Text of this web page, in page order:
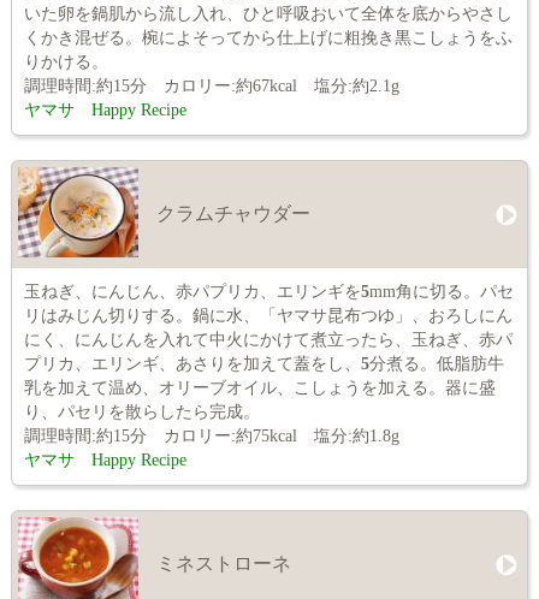
いた卵を鍋肌から流し入れ、ひと呼吸おいて全体を底からやさし
くかき混ぜる。椀によそってから仕上げに粗挽き黒こしょうをふ
りかける。
調理時間:約15分 カロリー:約67kcal 塩分:約2.1g
ヤマサ Happy Recipe
クラムチャウダー
玉ねぎ、にんじん、赤パプリカ、エリンギを5mm角に切る。パセ
リはみじん切りする。鍋に水、「ヤマサ昆布つゆ」、おろしにん
にく、にんじんを入れて中火にかけて煮立ったら、玉ねぎ、赤パ
プリカ、エリンギ、あさりを加えて蓋をし、 5分煮る。低脂肪牛
乳を加えて温め、オリーブオイル、こしょうを加える。器に盛
り、パセリを散らしたら完成。
調理時間:約15分 カロリー:約75kcal 塩分:約1.8g
ヤマサ Happy Recipe
ミネストローネ